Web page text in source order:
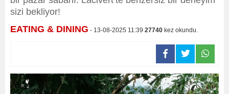
sizi bekliyor!
EATING & DINING - 13-08-2025 11:39 27740 kez okundu.